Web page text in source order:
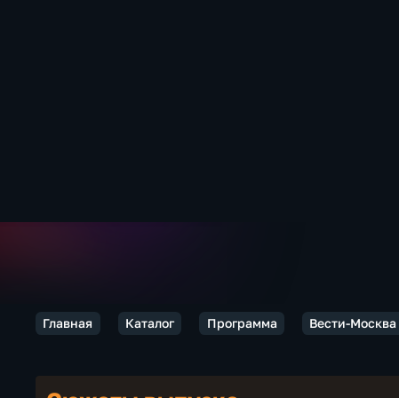
Главная Каталог Программа Вести-Москва